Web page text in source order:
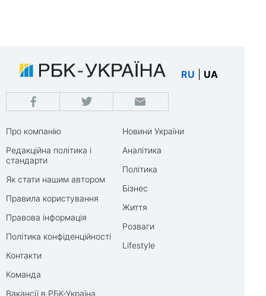
RU UA
Про компанію
Редакційна політика і
стандарти
Як стати нашим автором
Правила користування
Правова інформація
Політика конфіденційності
Контакти
Команда
Вакансії в РБК-Україна
Новини України
Аналітика
Політика
Бізнес
Життя
Розваги
Lifestyle